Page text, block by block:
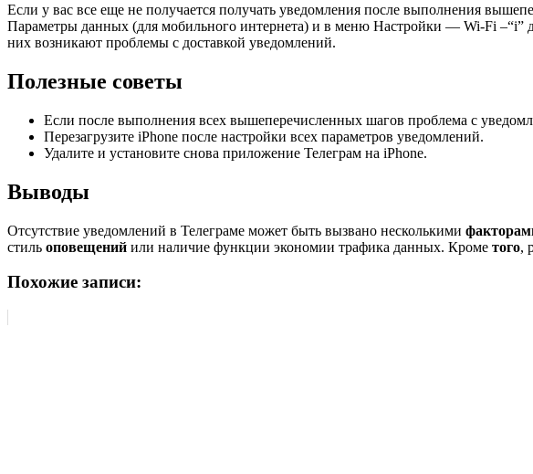
Если у вас все еще не получается получать уведомления после выполнения
Параметры данных (для мобильного интернета) и в меню Настройки — Wi-Fi –“i”
них возникают проблемы с доставкой уведомлений.
Полезные советы
Если после выполнения всех вышеперечисленных шагов проблема с
Перезагрузите iPhone после настройки всех параметров уведомлений.
Удалите и установите снова приложение Телеграм на iPhone.
Выводы
Отсутствие уведомлений в Телеграме может быть вызвано несколькими
стиль оповещений или наличие функции экономии трафика данных. Кроме того,
Похожие записи: